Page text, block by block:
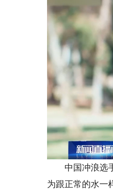
中国冲浪选手
为跟正常的水一